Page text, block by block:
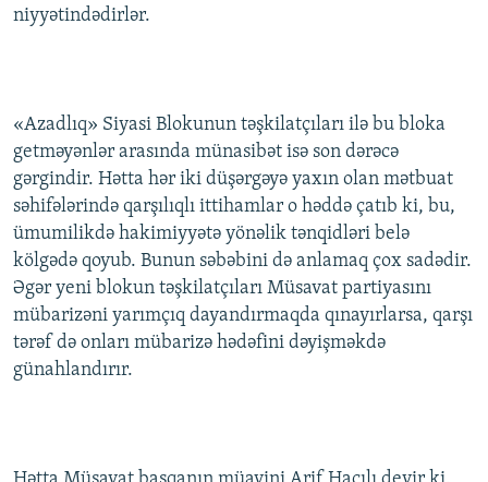
niyyətindədirlər.
«Azadlıq» Siyasi Blokunun təşkilatçıları ilə bu bloka
getməyənlər arasında münasibət isə son dərəcə
gərgindir. Hətta hər iki düşərgəyə yaxın olan mətbuat
səhifələrində qarşılıqlı ittihamlar o həddə çatıb ki, bu,
ümumilikdə hakimiyyətə yönəlik tənqidləri belə
kölgədə qoyub. Bunun səbəbini də anlamaq çox sadədir.
Əgər yeni blokun təşkilatçıları Müsavat partiyasını
mübarizəni yarımçıq dayandırmaqda qınayırlarsa, qarşı
tərəf də onları mübarizə hədəfini dəyişməkdə
günahlandırır.